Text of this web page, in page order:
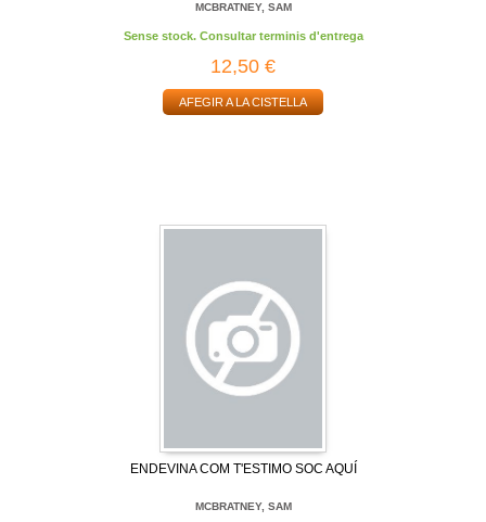
MCBRATNEY, SAM
Sense stock. Consultar terminis d'entrega
12,50 €
AFEGIR A LA CISTELLA
ENDEVINA COM T'ESTIMO SOC AQUÍ
MCBRATNEY, SAM